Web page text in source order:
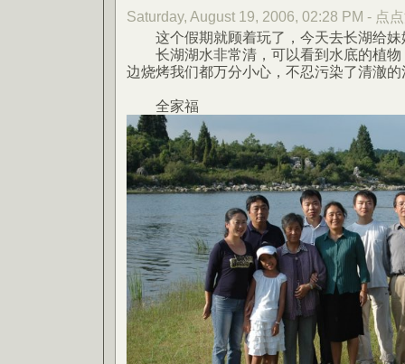
Saturday, August 19, 2006, 02:28 PM - 点
这个假期就顾着玩了，今天去长湖给妹
长湖湖水非常清，可以看到水底的植物
边烧烤我们都万分小心，不忍污染了清澈的
全家福